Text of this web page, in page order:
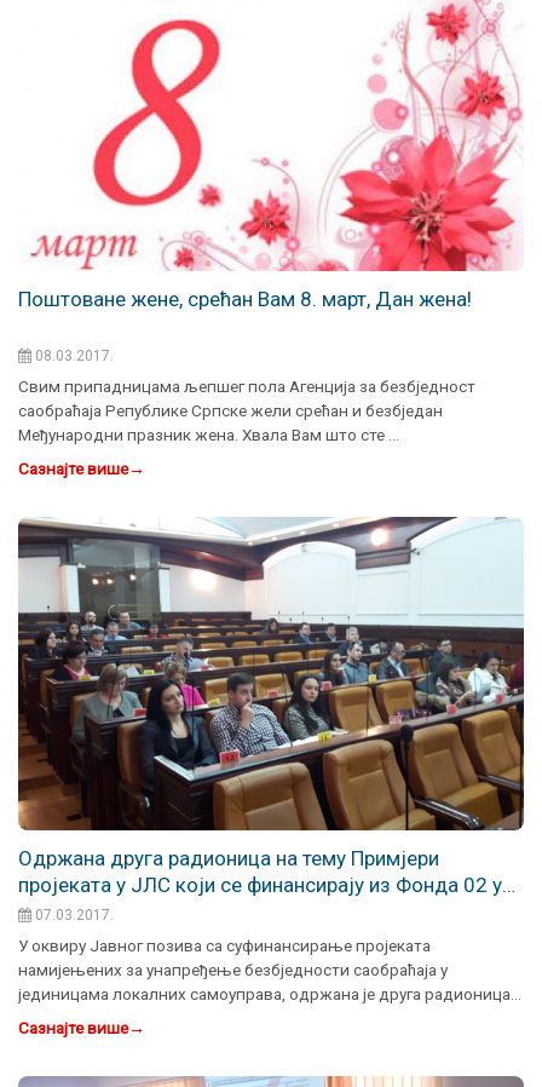
Поштоване жене, срећан Вам 8. март, Дан жена!
08.03.2017.
Свим припадницама љепшег пола Агенција за безбједност
саобраћаја Републике Српске жели срећан и безбједан
Међународни празник жена. Хвала Вам што сте …
Сазнајте више→
Одржана друга радионица на тему Примјери
пројеката у ЈЛС који се финансирају из Фонда 02 у
Бањој Луци
07.03.2017.
У оквиру Јавног позива са суфинансирање пројеката
намијењених за унапређење безбједности саобраћаја у
јединицама локалних самоуправа, одржана је друга радионица…
Сазнајте више→